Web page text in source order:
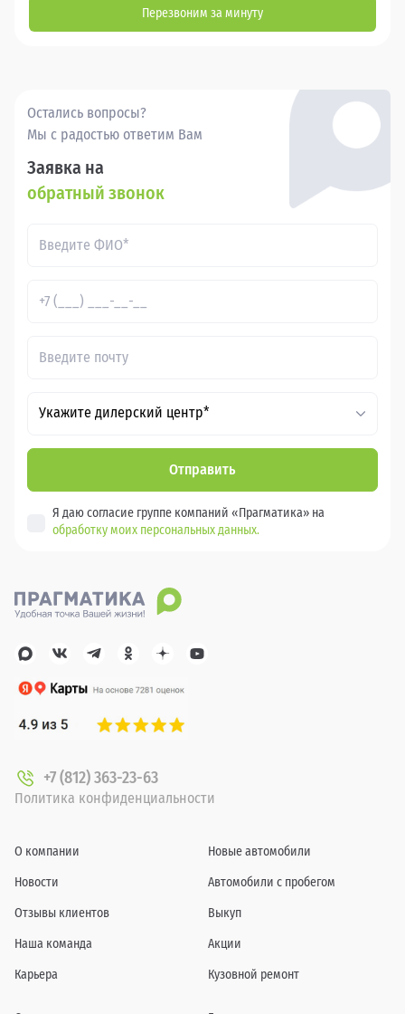
Перезвоним за минуту
Остались вопросы?
Мы с радостью ответим Вам
Заявка на
обратный звонок
Укажите дилерский центр*
Отправить
Я даю согласие группе компаний «Прагматика» на
обработку моих персональных данных.
+7 (812) 363-23-63
Политика конфиденциальности
О компании
Новости
Отзывы клиентов
Наша команда
Карьера
Новые автомобили
Автомобили с пробегом
Выкуп
Акции
Кузовной ремонт